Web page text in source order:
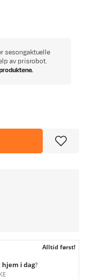
sesongaktuelle
av prisrobot.
Alltid først!
hjem i dag?